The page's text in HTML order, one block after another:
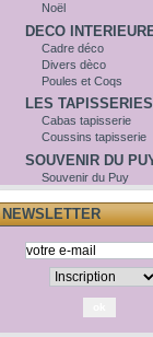
Noël
DECO
Cadre déco
Divers dèco
Poules et Coqs
LES TAPISSERIES
Cabas tapisserie
Coussins tapisserie
SOUVENIR DU
Souvenir du Puy
NEWSLETTER